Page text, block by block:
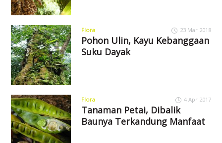
Flora 23 Mar 2018
Pohon Ulin, Kayu Kebanggaan
Suku Dayak
Flora 4 Apr 2017
Tanaman Petai, Dibalik
Baunya Terkandung Manfaat